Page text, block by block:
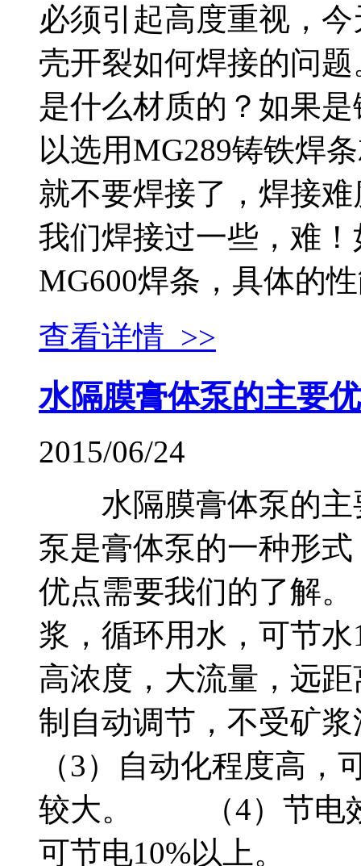
必须引起高度重视，
壳开裂如何焊接的
是什么材质的？如果
以选用MG289铸铁焊
就不要焊接了，焊接
我们焊接过一些，难
MG600焊条，具体的
查看详情 >>
水隔膜膏体泵的主要
2015/06/24
水隔膜膏体泵的
泵是膏体泵的一种形
优点需要我们的了
浆，循环用水，可节
高浓度，大流量，远
制自动调节，不受
（3）自动化程度高
较大。 （4）节电效
可节电10%以上。